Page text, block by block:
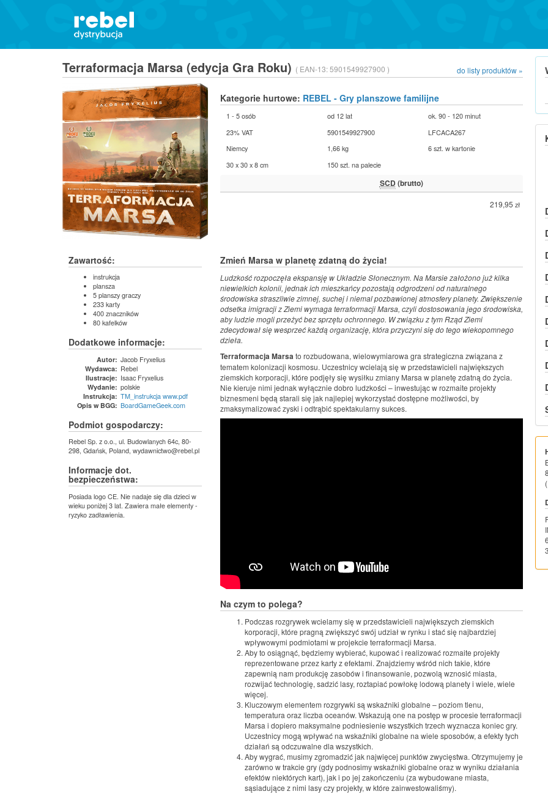
Terraformacja Marsa (edycja Gra Roku) ( EAN-13:5901549927900 ) do listy produktów »
Kategorie hurtowe: REBEL - Gry planszowe familijne
1 - 5 osób od 12 lat
ok. 90 - 120 minut
23% VAT
5901549927900
LFCACA267
Niemcy
1,66 kg
6 szt. w kartonie
30 x 30 x 8 cm
150 szt. na palecie
SCD (brutto)
219,95 zł
Zawartość:
instrukcja
plansza
5 planszy graczy
233 karty
400 znaczników
80 kafelków
Dodatkowe informacje:
Autor: Jacob Fryxelius
Wydawca: Rebel
Ilustracje: Isaac Fryxelius
Wydanie: polskie
Instrukcja: TM_instrukcja www.pdf
Opis w BGG: BoardGameGeek.com
Podmiot gospodarczy:
Rebel Sp. z o.o., ul. Budowlanych 64c, 80-
298, Gdańsk, Poland, wydawnictwo@rebel.pl
Informacje dot.
bezpieczeństwa:
Posiada logo CE. Nie nadaje się dla dzieci w
wieku poniżej 3 lat. Zawiera małe elementy -
ryzyko zadławienia.
Zmień Marsa w planetę zdatną do życia!
Ludzkość rozpoczęła ekspansję w Układzie Słonecznym. Na Marsie założono już kilka
niewielkich kolonii, jednak ich mieszkańcy pozostają odgrodzeni od naturalnego
środowiska straszliwie zimnej, suchej i niemal pozbawionej atmosfery planety. Zwiększenie
odsetka imigracji z Ziemi wymaga terraformacji Marsa, czyli dostosowania jego środowiska,
aby ludzie mogli przeżyć bez sprzętu ochronnego. W związku z tym Rząd Ziemi
zdecydował się wesprzeć każdą organizację, która przyczyni się do tego wiekopomnego
dzieła.
Terraformacja Marsato rozbudowana, wielowymiarowa gra strategiczna związana z
tematem kolonizacji kosmosu. Uczestnicy wcielają się w przedstawicieli największych
ziemskich korporacji, które podjęły się wysiłku zmiany Marsa w planetę zdatną do życia.
Nie kieruje nimi jednak wyłącznie dobro ludzkości – inwestując w rozmaite projekty
biznesmeni będą starali się jak najlepiej wykorzystać dostępne możliwości, by
zmaksymalizować zyski i odtrąbić spektakularny sukces.
Na czym to polega?
Podczas rozgrywek wcielamy się w przedstawicieli największych ziemskich
korporacji, które pragną zwiększyć swój udział w rynku i stać się najbardziej
wpływowymi podmiotami w projekcie terraformacji Marsa.
Aby to osiągnąć, będziemy wybierać, kupować i realizować rozmaite projekty
reprezentowane przez karty z efektami. Znajdziemy wśród nich takie, które
zapewnią nam produkcję zasobów i finansowanie, pozwolą wznosić miasta,
rozwijać technologię, sadzić lasy, roztapiać powłokę lodową planety i wiele, wiele
więcej.
Kluczowym elementem rozgrywki są wskaźniki globalne – poziom tlenu,
temperatura oraz liczba oceanów. Wskazują one na postęp w procesie terraformacji
Marsa i dopiero maksymalne podniesienie wszystkich trzech wyznacza koniec gry.
Uczestnicy mogą wpływać na wskaźniki globalne na wiele sposobów, a efekty tych
działań są odczuwalne dla wszystkich.
Aby wygrać, musimy zgromadzić jak najwięcej punktów zwycięstwa. Otrzymujemy je
zarówno w trakcie gry (gdy podnosimy wskaźniki globalne oraz w wyniku działania
efektów niektórych kart), jak i po jej zakończeniu (za wybudowane miasta,
sąsiadujące z nimi lasy czy projekty, w które zainwestowaliśmy).
(